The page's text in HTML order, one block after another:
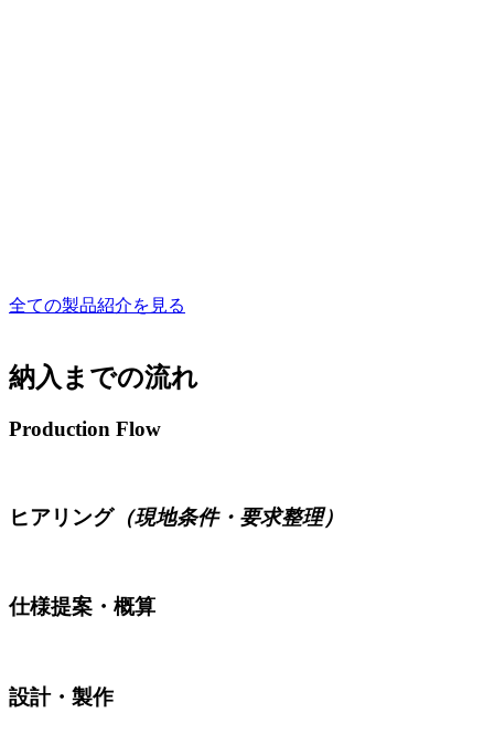
全ての製品紹介を見る
納入までの流れ
Production Flow
ヒアリング（現地条件・要求整理）
仕様提案・概算
設計・製作